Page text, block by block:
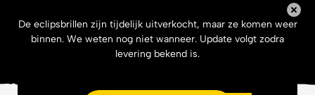
De eclipsbrillen zijn tijdelijk uitverkocht, maar ze komen weer
binnen. We weten nog niet wanneer. Update volgt zodra
levering bekend is.